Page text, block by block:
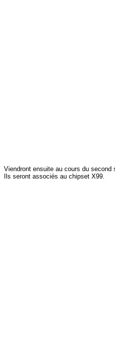
Viendront ensuite au cours du
Ils seront associés au chipset X99.